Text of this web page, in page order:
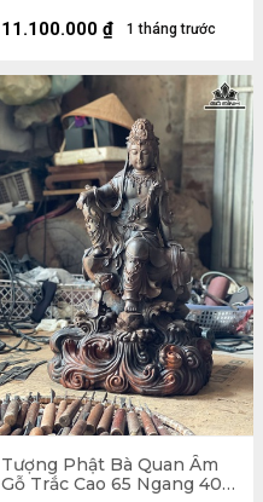
1 tháng trước
11.100.000 ₫
Tượng Phật Bà Quan Âm
Gỗ Trắc Cao 65 Ngang 40